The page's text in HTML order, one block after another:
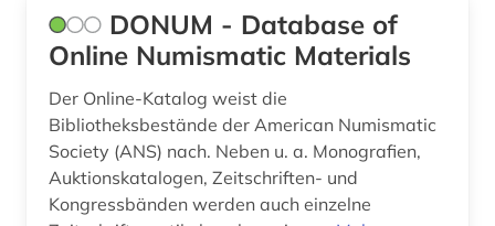
religion (3)
renaissance (1)
rezeption (3)
römisches reich (9)
sammlung (1)
DONUM - Database of
Online Numismatic Materials
Der Online-Katalog weist die
Bibliotheksbestände der American Numismatic
Society (ANS) nach. Neben u. a. Monografien,
Auktionskatalogen, Zeitschriften- und
Kongressbänden werden auch einzelne